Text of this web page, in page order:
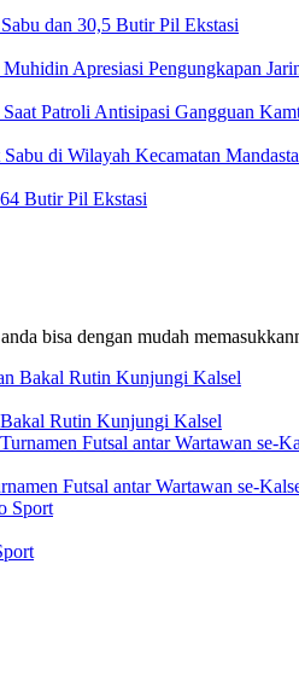
dan 30,5 Butir Pil Ekstasi
Apresiasi Pengungkapan
Patroli Antisipasi Gangguan
di Wilayah Kecamatan
Butir Pil Ekstasi
bisa dengan mudah
Rutin Kunjungi Kalsel
Futsal antar Wartawan se-